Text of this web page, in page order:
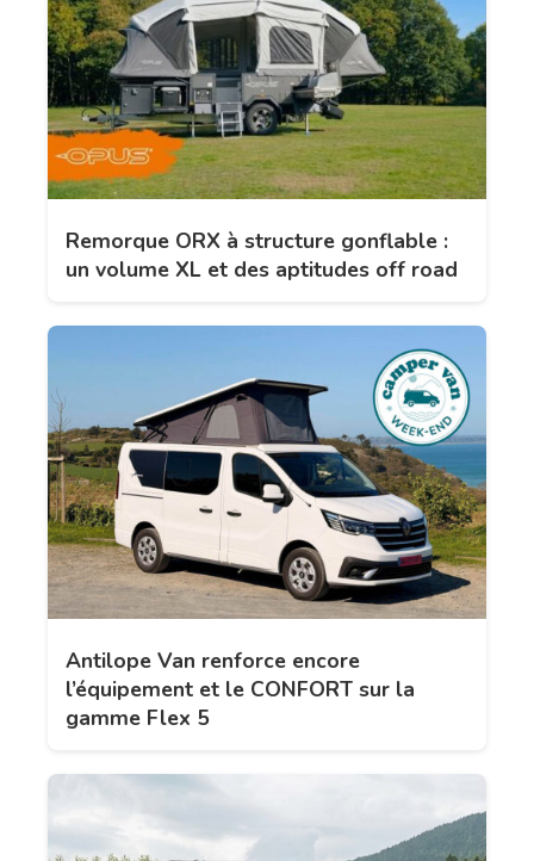
Remorque ORX à structure gonflable :
un volume XL et des aptitudes off road
Antilope Van renforce encore
l’équipement et le CONFORT sur la
gamme Flex 5